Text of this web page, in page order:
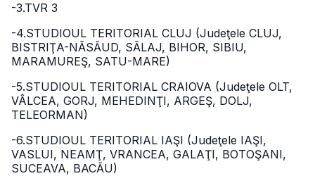
-3.TVR 3
-4.STUDIOUL TERITORIAL CLUJ (Judeţele CLUJ,
BISTRIŢA-NĂSĂUD, SĂLAJ, BIHOR, SIBIU,
MARAMUREŞ, SATU-MARE)
-5.STUDIOUL TERITORIAL CRAIOVA (Judeţele OLT,
VÂLCEA, GORJ, MEHEDINŢI, ARGEŞ, DOLJ,
TELEORMAN)
-6.STUDIOUL TERITORIAL IAŞI (Judeţele IAŞI,
VASLUI, NEAMŢ, VRANCEA, GALAŢI, BOTOŞANI,
SUCEAVA, BACĂU)